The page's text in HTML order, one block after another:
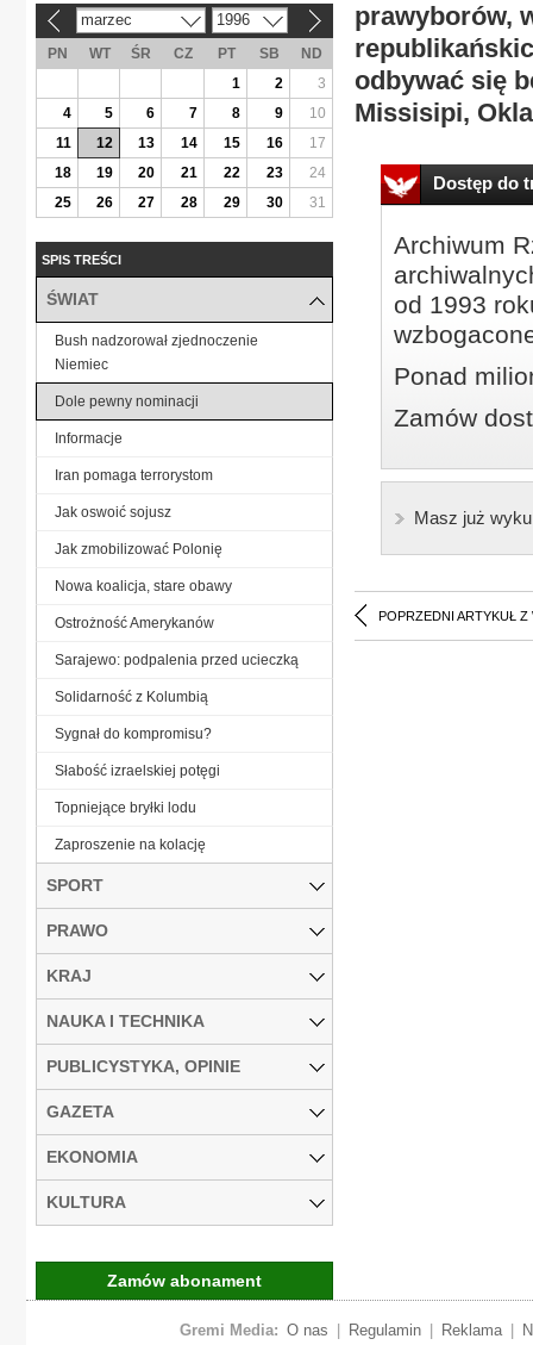
prawyborów,
odbywać się
Missisipi,
Dostęp do
Archiwum
od 1993
Ponad
Zamów
Masz już
POPRZEDNI ARTYKUŁ Z
marzec 1996
PN WT ŚR CZ PT SB
ND
1
2
3
4
5 6 7 8 9
10
11
12 13 14 15 16
17
18
19 20 21 22 23
24
25
26 27 28 29 30 31
SPIS TREŚCI
ŚWIAT
Bush nadzorował zjednoczenie
Niemiec
Dole pewny nominacji
Informacje
Iran pomaga terrorystom
Jak oswoić sojusz
Jak zmobilizować Polonię
Nowa koalicja, stare obawy
Ostrożność Amerykanów
Sarajewo: podpalenia przed ucieczką
Solidarność z Kolumbią
Sygnał do kompromisu?
Słabość izraelskiej potęgi
Topniejące bryłki lodu
Zaproszenie na kolację
SPORT
PRAWO
KRAJ
NAUKA I TECHNIKA
PUBLICYSTYKA, OPINIE
GAZETA
EKONOMIA
KULTURA
Zamów abonament
Gremi Media: O nas Regulamin Reklama